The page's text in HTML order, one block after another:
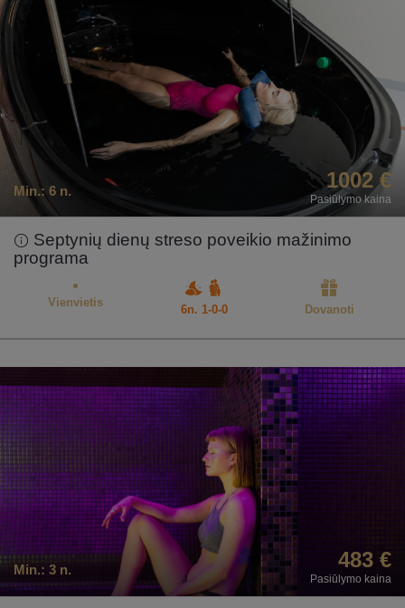
Min.: 6 n. 1002 €
Pasiūlymo kaina
Septynių dienų streso poveikio mažinimo
programa
Dovanoti
Vienvietis
6n. 1-0-0
Min.: 3 n. 483 €
Pasiūlymo kaina